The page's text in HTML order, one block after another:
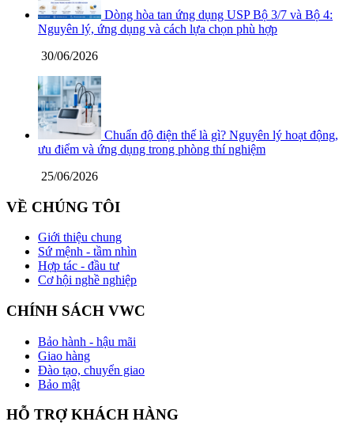
Dòng hòa tan ứng dụng USP Bộ 3/7 và Bộ 4:
Nguyên lý, ứng dụng và cách lựa chọn phù hợp
30/06/2026
Chuẩn độ điện thế là gì? Nguyên lý hoạt động,
ưu điểm và ứng dụng trong phòng thí nghiệm
25/06/2026
VỀ CHÚNG TÔI
Giới thiệu chung
Sứ mệnh - tầm nhìn
Hợp tác - đầu tư
Cơ hội nghề nghiệp
CHÍNH SÁCH VWC
Bảo hành - hậu mãi
Giao hàng
Đào tạo, chuyển giao
Bảo mật
HỖ TRỢ KHÁCH HÀNG